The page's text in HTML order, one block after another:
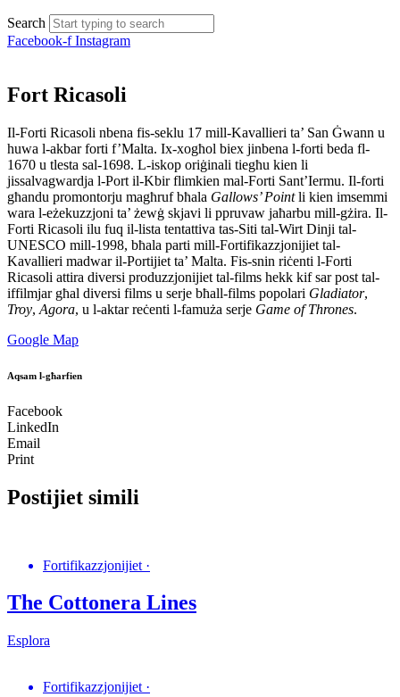
Search
Facebook-f Instagram
Fort Ricasoli
Il-Forti Ricasoli nbena fis-seklu 17 mill-Kavallieri ta’ San Ġwann u
huwa l-akbar forti f’Malta. Ix-xogħol biex jinbena l-forti beda fl-
1670 u tlesta sal-1698. L-iskop oriġinali tiegħu kien li
jissalvagwardja l-Port il-Kbir flimkien mal-Forti Sant’Iermu. Il-forti
għandu promontorju magħruf bħala Gallows’ Pointli kien imsemmi
wara l-eżekuzzjoni ta’ żewġ skjavi li ppruvaw jaħarbu mill-gżira. Il-
Forti Ricasoli ilu fuq il-lista tentattiva tas-Siti tal-Wirt Dinji tal-
UNESCO mill-1998, bħala parti mill-Fortifikazzjonijiet tal-
Kavallieri madwar il-Portijiet ta’ Malta. Fis-snin riċenti l-Forti
Ricasoli attira diversi produzzjonijiet tal-films hekk kif sar post tal-
iffilmjar għal diversi films u serje bħall-films popolari Gladiator,
Troy, Agora, u l-aktar reċenti l-famuża serje Game of Thrones.
Google Map
Aqsam l-għarfien
Facebook
LinkedIn
Email
Print
Postijiet simili
Fortifikazzjonijiet ·
The Cottonera Lines
Esplora
Fortifikazzjonijiet ·